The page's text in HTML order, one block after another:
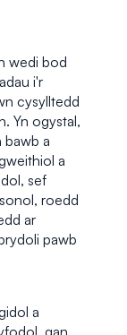
wedi bod
i'r
cysylltedd
Yn ogystal,
bawb a
a
sef
roedd
ar
pawb
a
gan